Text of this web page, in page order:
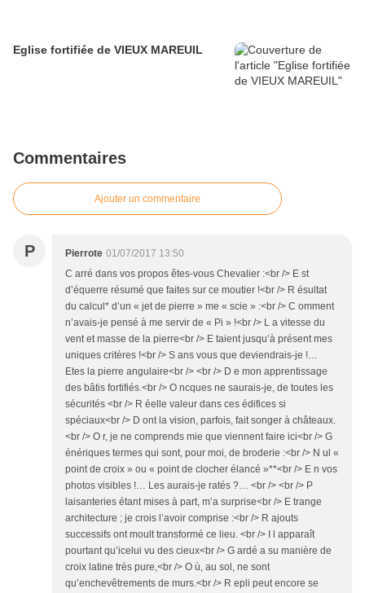
Eglise fortifiée de VIEUX MAREUIL
Commentaires
Ajouter un commentaire
P Pierrote 01/07/2017 13:50
C arré dans vos propos êtes-vous Chevalier :<br /> E st
d’équerre résumé que faites sur ce moutier !<br /> R ésultat
du calcul* d’un « jet de pierre » me « scie » :<br /> C omment
n’avais-je pensé à me servir de « Pi » !<br /> L a vitesse du
vent et masse de la pierre<br /> E taient jusqu’à présent mes
uniques critères !<br /> S ans vous que deviendrais-je !…
Etes la pierre angulaire<br /> <br /> D e mon apprentissage
des bâtis fortifiés.<br /> O ncques ne saurais-je, de toutes les
sécurités <br /> R éelle valeur dans ces édifices si
spéciaux<br /> D ont la vision, parfois, fait songer à châteaux.
<br /> O r, je ne comprends mie que viennent faire ici<br /> G
énériques termes qui sont, pour moi, de broderie :<br /> N ul «
point de croix » ou « point de clocher élancé »**<br /> E n vos
photos visibles !… Les aurais-je ratés ?… <br /> <br /> P
laisanteries étant mises à part, m’a surprise<br /> E trange
architecture ; je crois l’avoir comprise :<br /> R ajouts
successifs ont moult transformé ce lieu. <br /> I l apparaît
pourtant qu’icelui vu des cieux<br /> G ardé a su manière de
croix latine très pure,<br /> O ù, au sol, ne sont
qu’enchevêtrements de murs.<br /> R epli peut encore se